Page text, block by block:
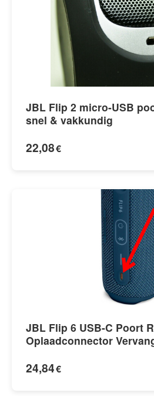
JBL Flip 2 micro-USB
snel & vakkundig
22,08€
JBL Flip 6 USB-C Poort
Oplaadconnector
24,84€